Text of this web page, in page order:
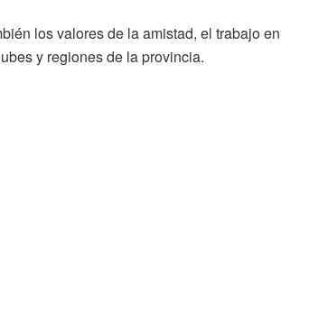
los valores de la amistad, el trabajo en
y regiones de la provincia.